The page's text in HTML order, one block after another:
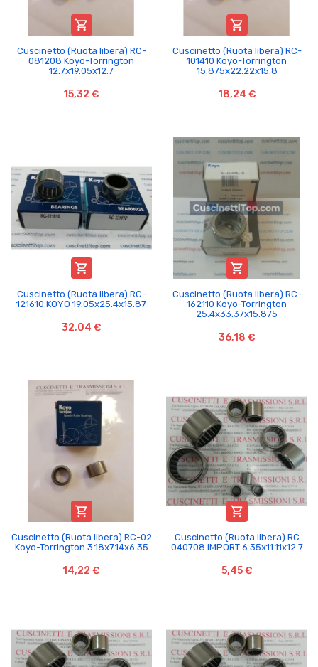

Cuscinetto (Ruota libera) RC-
081208 Koyo-Torrington
12.7x19.05x12.7
15,32 €

Cuscinetto (Ruota libera) RC-
101410 Koyo-Torrington
15.875x22.22x15.8
18,24 €

Cuscinetto (Ruota libera) RC-
121610 KOYO 19.05x25.4x15.87
32,04 €

Cuscinetto (Ruota libera) RC-
162110 Koyo-Torrington
25.4x33.37x15.875
36,18 €

Cuscinetto (Ruota libera) RC-02
Koyo-Torrington 3.18x7.14x6.35
14,22 €

Cuscinetto (Ruota libera) RC
040708 IMPORT 6.35x11.11x12.7
5,45 €